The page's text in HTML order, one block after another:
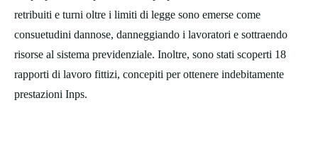
retribuiti e turni oltre i limiti di legge sono emerse come
consuetudini dannose, danneggiando i lavoratori e sottraendo
risorse al sistema previdenziale. Inoltre, sono stati scoperti 18
rapporti di lavoro fittizi, concepiti per ottenere indebitamente
prestazioni Inps.